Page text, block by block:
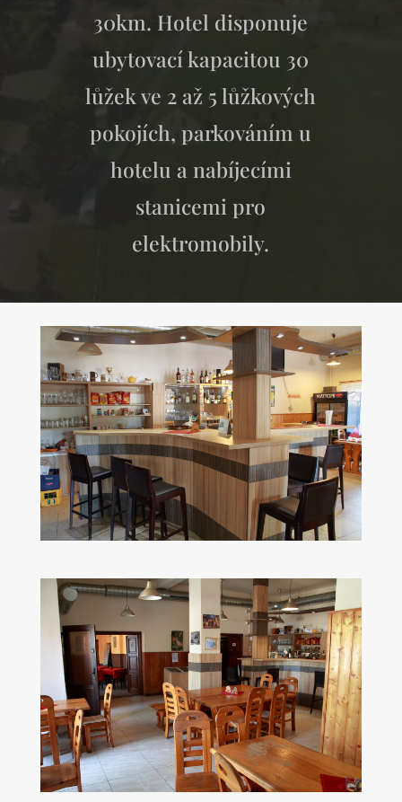
30km. Hotel disponuje
ubytovací kapacitou 30
lůžek ve 2 až 5 lůžkových
pokojích, parkováním u
hotelu a nabíjecími
stanicemi pro
elektromobily.